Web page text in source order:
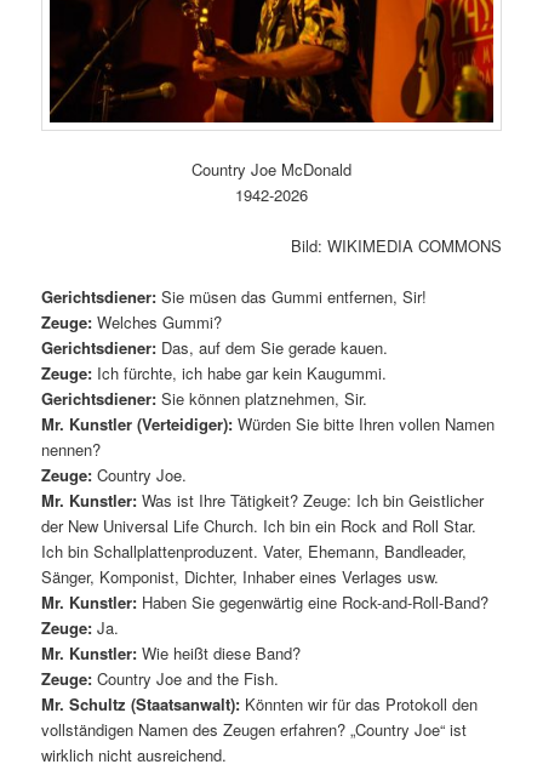
Country Joe McDonald
1942-2026
Bild: WIKIMEDIA COMMONS
Gerichtsdiener: Sie müsen das Gummi entfernen, Sir!
Zeuge: Welches Gummi?
Gerichtsdiener: Das, auf dem Sie gerade kauen.
Zeuge: Ich fürchte, ich habe gar kein Kaugummi.
Gerichtsdiener: Sie können platznehmen, Sir.
Mr. Kunstler (Verteidiger): Würden Sie bitte Ihren vollen Namen
nennen?
Zeuge: Country Joe.
Mr. Kunstler: Was ist Ihre Tätigkeit? Zeuge: Ich bin Geistlicher
der New Universal Life Church. Ich bin ein Rock and Roll Star.
Ich bin Schallplattenproduzent. Vater, Ehemann, Bandleader,
Sänger, Komponist, Dichter, Inhaber eines Verlages usw.
Mr. Kunstler: Haben Sie gegenwärtig eine Rock-and-Roll-Band?
Zeuge: Ja.
Mr. Kunstler: Wie heißt diese Band?
Zeuge: Country Joe and the Fish.
Mr. Schultz (Staatsanwalt): Könnten wir für das Protokoll den
vollständigen Namen des Zeugen erfahren? „Country Joe“ ist
wirklich nicht ausreichend.